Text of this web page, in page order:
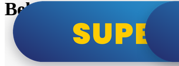
Beko i Tesla super cene